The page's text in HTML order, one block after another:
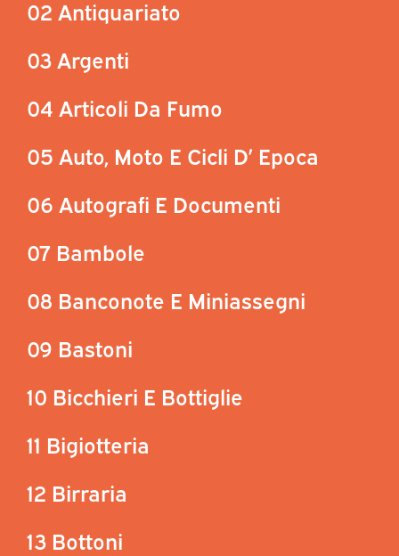
02 Antiquariato
03 Argenti
04 Articoli Da Fumo
05 Auto, Moto E Cicli D’ Epoca
06 Autografi E Documenti
07 Bambole
08 Banconote E Miniassegni
09 Bastoni
10 Bicchieri E Bottiglie
11 Bigiotteria
12 Birraria
13 Bottoni